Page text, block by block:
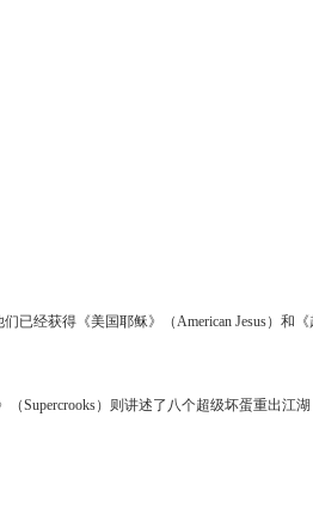
获得《美国耶稣》（American Jesus）和
）则讲述了八个超级坏蛋重出江